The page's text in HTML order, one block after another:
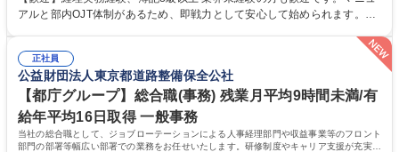
き、社内規定の改定や人事制度改定などのコア業務 ■社内イベントの企画
は部内のOJTを中心に、あなたの経験に合わせて不足している部分はいつ
でも質問・相談できる環境が整っているため、安心して成長できます。 募
集職種 【森ビルG】人事・総務◆賞与5ヶ月◆年休120日◆残業少なめ◆
リモート可
アルと部内OJT体制があるため、即戦力として安心して始められます。
ます。定型業務に留まらず、社内規定や人事制度の改定など会社のコア業
務に挑戦できるため、自身の成長と組織への貢献度をダイレクトに実感で
きます。 残業少なめ、週1日リモート可など、ワークライフバランスを保
ち長期活躍できる環境です。 「これまでの幅広い経験を活かし、長期的な
キャリアを築きたい」という前向きな意欲と挑戦を全力で応援します。 学
歴・資格 学歴：大学院 大学 高専 短大 専修学校 高校 語学力： 資格：日商
簿記検定1級 日商簿記検定2級 日商簿記検定3級
正社員
公益財団法人東京都道路整備保全公社
【都庁グループ】総合職(事務) 残業月平均9時間未満/有
給年平均16日取得 一般事務
当社の総合職として、ジョブローテーションによる人事経理部門や収益事業等のフロント
部門の部署等幅広い部署での業務をお任せいたします。研修制度やキャリア支援が充実し